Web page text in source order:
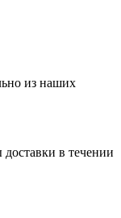
из наших
в течении